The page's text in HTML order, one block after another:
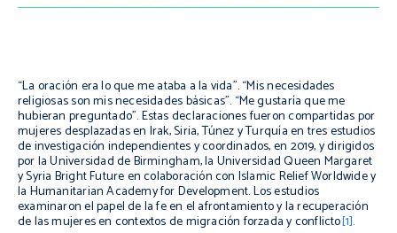
“La oración era lo que me ataba a la vida”. “Mis necesidades
religiosas son mis necesidades básicas”. “Me gustaría que me
hubieran preguntado”. Estas declaraciones fueron compartidas por
mujeres desplazadas en Irak, Siria, Túnez y Turquía en tres estudios
de investigación independientes y coordinados, en 2019, y dirigidos
por la Universidad de Birmingham, la Universidad Queen Margaret
y Syria Bright Future en colaboración con Islamic Relief Worldwide y
la Humanitarian Academy for Development. Los estudios
examinaron el papel de la fe en el afrontamiento y la recuperación
de las mujeres en contextos de migración forzada y conflicto[1].